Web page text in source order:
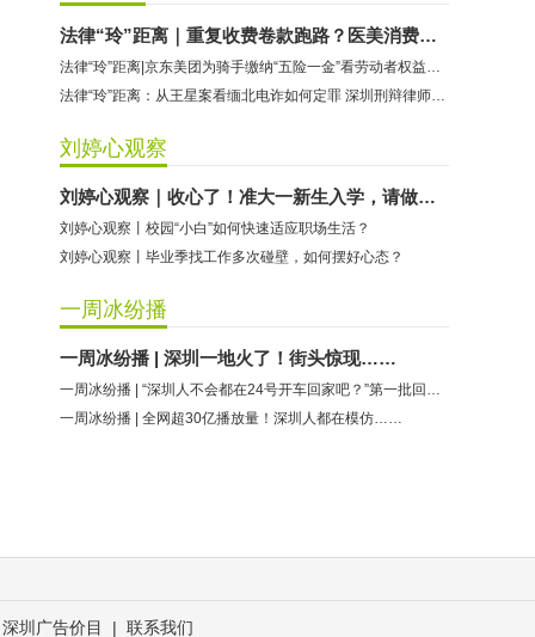
法律“玲”距离｜重复收费卷款跑路？医美消费陷阱何其多 深圳律师传授避坑锦囊
刘婷心观察
刘婷心观察｜收心了！准大一新生入学，请做好这些准备
刘婷心观察丨校园“小白”如何快速适应职场生活？
刘婷心观察丨毕业季找工作多次碰壁，如何摆好心态？
一周冰纷播
一周冰纷播 | 深圳一地火了！街头惊现……
一周冰纷播 | 全网超30亿播放量！深圳人都在模仿……
深圳广告价目 | 联系我们